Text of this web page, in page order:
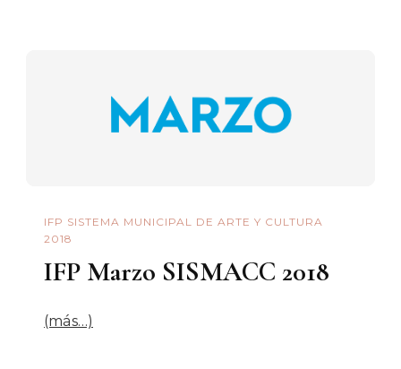
IFP SISTEMA MUNICIPAL DE ARTE Y CULTURA
2018
IFP Marzo SISMACC 2018
(más…)